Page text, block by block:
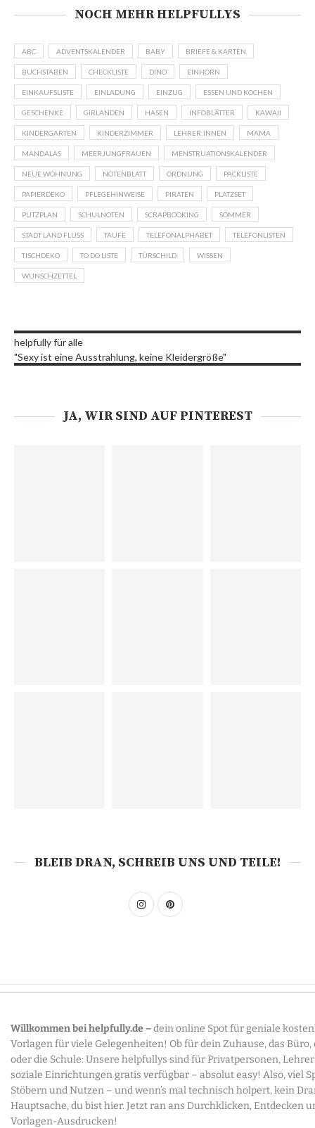
NOCH MEHR HELPFULLYS
ABC ADVENTSKALENDER BABY BRIEFE & KARTEN
BUCHSTABEN CHECKLISTE DINO EINHORN
EINKAUFSLISTE EINLADUNG EINZUG ESSEN UND KOCHEN
GESCHENKE GIRLANDEN HASEN INFOBLÄTTER KAWAII
KINDERGARTEN KINDERZIMMER LEHRER:INNEN MAMA
MANDALAS MEERJUNGFRAUEN MENSTRUATIONSKALENDER
NEUE WOHNUNG NOTENBLATT ORDNUNG PACKLISTE
PAPIERDEKO PFLEGEHINWEISE PIRATEN PLATZSET
PUTZPLAN SCHULNOTEN SCRAPBOOKING SOMMER
STADT LAND FLUSS TAUFE TELEFONALPHABET TELEFONLISTEN
TISCHDEKO TO DO LISTE TÜRSCHILD WISSEN
WUNSCHZETTEL
helpfully für alle
"Sexy ist eine Ausstrahlung, keine Kleidergröße"
JA, WIR SIND AUF PINTEREST
BLEIB DRAN, SCHREIB UNS UND TEILE!
Willkommen bei helpfully.de –dein online Spot für geniale
Vorlagen für viele Gelegenheiten! Ob für dein Zuhause, das Büro,
oder die Schule: Unsere helpfullys sind für Privatpersonen,
soziale Einrichtungen gratis verfügbar – absolut easy! Also, viel
Stöbern und Nutzen – und wenn’s mal technisch holpert, kein
Hauptsache, du bist hier. Jetzt ran ans Durchklicken, Entdecken
Vorlagen-Ausdrucken!